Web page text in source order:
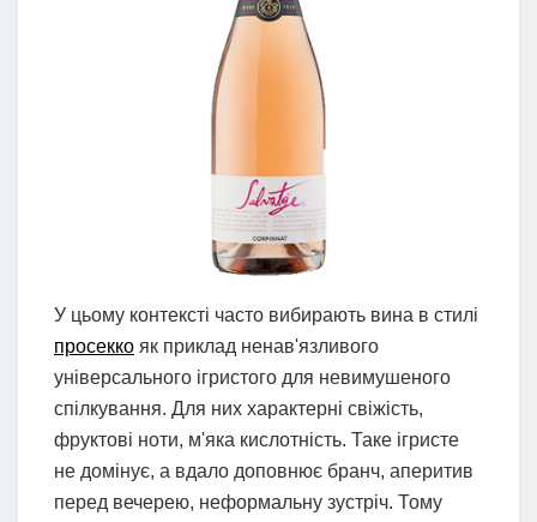
У цьому контексті часто вибирають вина в стилі
просекко як приклад ненав'язливого
універсального ігристого для невимушеного
спілкування. Для них характерні свіжість,
фруктові ноти, м'яка кислотність. Таке ігристе
не домінує, а вдало доповнює бранч, аперитив
перед вечерею, неформальну зустріч. Тому